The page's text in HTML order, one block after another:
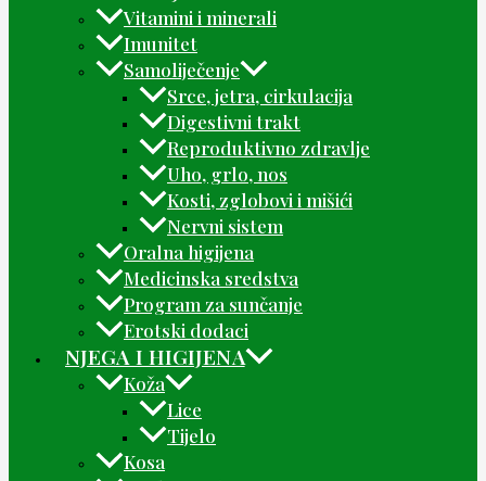
Vitamini i minerali
Imunitet
Samoliječenje
Srce, jetra, cirkulacija
Digestivni trakt
Reproduktivno zdravlje
Uho, grlo, nos
Kosti, zglobovi i mišići
Nervni sistem
Oralna higijena
Medicinska sredstva
Program za sunčanje
Erotski dodaci
NJEGA I HIGIJENA
Koža
Lice
Tijelo
Kosa